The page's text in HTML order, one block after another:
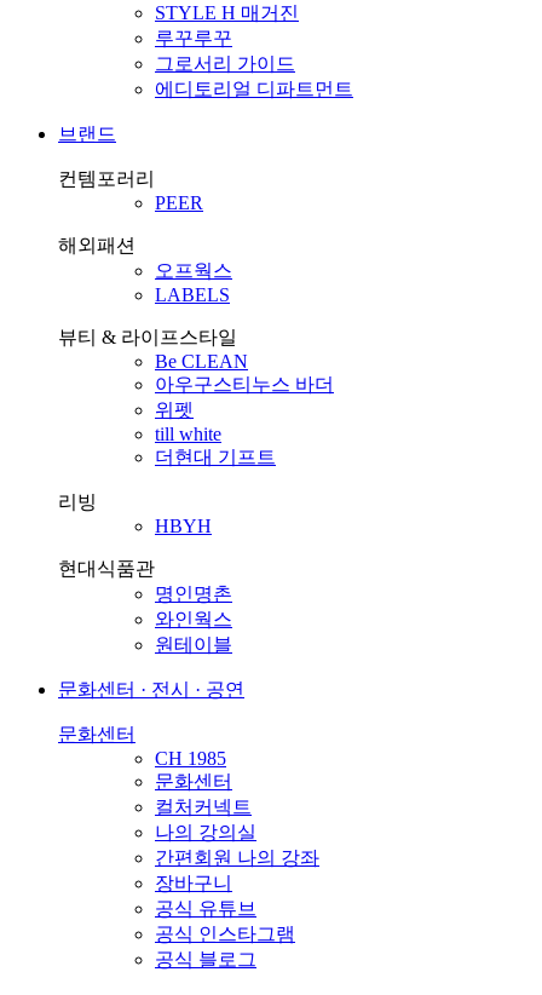
STYLE H 매거진
루꾸루꾸
그로서리 가이드
에디토리얼 디파트먼트
브랜드
컨템포러리
PEER
해외패션
오프웍스
LABELS
뷰티 & 라이프스타일
Be CLEAN
아우구스티누스 바더
위펫
till white
더현대 기프트
리빙
HBYH
현대식품관
명인명촌
와인웍스
원테이블
문화센터 · 전시 · 공연
문화센터
CH 1985
문화센터
컬처커넥트
나의 강의실
간편회원 나의 강좌
장바구니
공식 유튜브
공식 인스타그램
공식 블로그